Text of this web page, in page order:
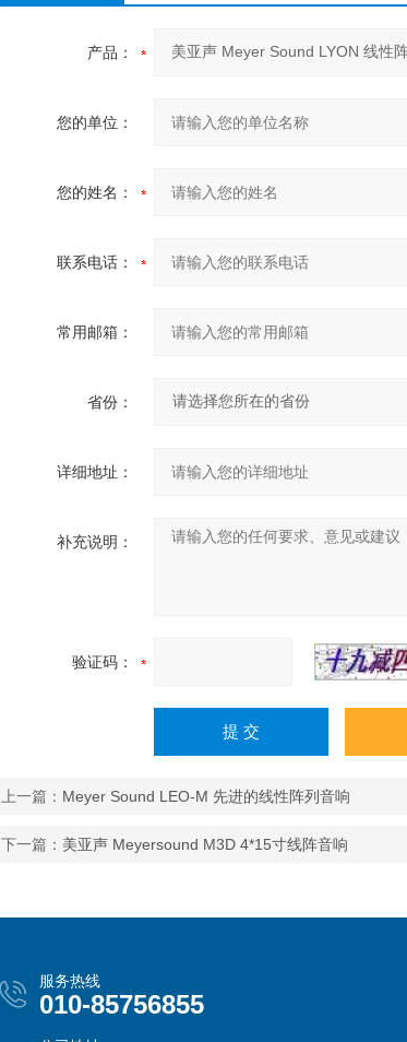
产品：
您的单位：
您的姓名：
联系电话：
常用邮箱：
省份：
详细地址：
补充说明：
验证码：
上一篇： Meyer Sound LEO-M 先进的线性阵列音响
下一篇： 美亚声 Meyersound M3D 4*15寸线阵音响
服务热线
010-85756855